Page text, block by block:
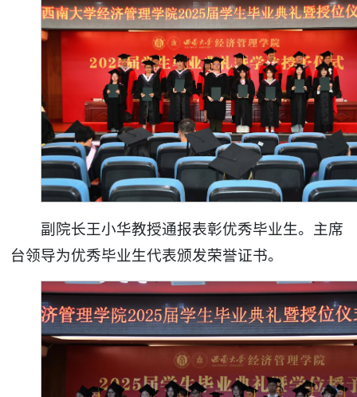
副院长王小华教授通报表彰优秀毕业生。主席
台领导为优秀毕业生代表颁发荣誉证书。